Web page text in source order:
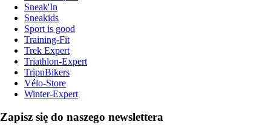
Sneak'In
Sneakids
Sport is good
Training-Fit
Trek Expert
Triathlon-Expert
TripnBikers
Vélo-Store
Winter-Expert
Zapisz się do naszego newslettera